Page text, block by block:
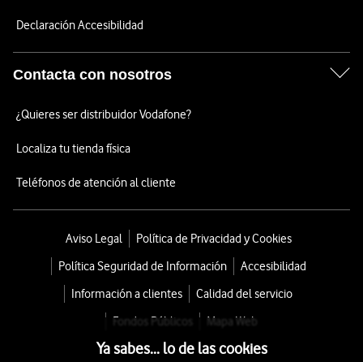
Declaración Accesibilidad
Contacta con nosotros
¿Quieres ser distribuidor Vodafone?
Localiza tu tienda física
Teléfonos de atención al cliente
Aviso Legal
Política de Privacidad y Cookies
Política Seguridad de Información
Accesibilidad
Información a clientes
Calidad del servicio
Fondos Públicos
Mapa Web
Ya sabes... lo de las cookies